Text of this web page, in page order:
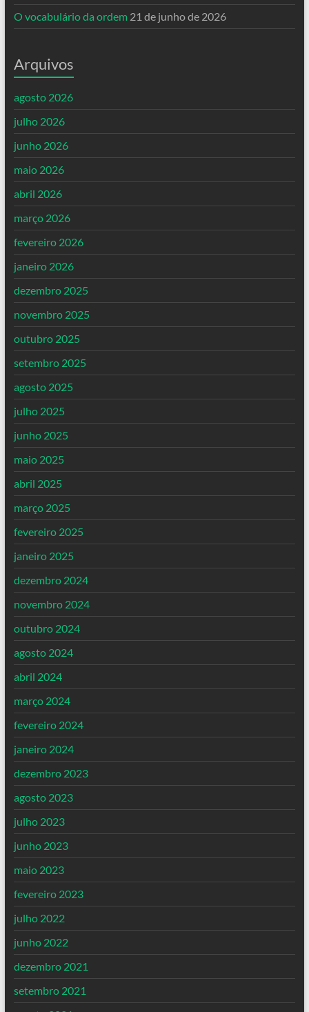
O vocabulário da ordem 21 de junho de 2026
Arquivos
agosto 2026
julho 2026
junho 2026
maio 2026
abril 2026
março 2026
fevereiro 2026
janeiro 2026
dezembro 2025
novembro 2025
outubro 2025
setembro 2025
agosto 2025
julho 2025
junho 2025
maio 2025
abril 2025
março 2025
fevereiro 2025
janeiro 2025
dezembro 2024
novembro 2024
outubro 2024
agosto 2024
abril 2024
março 2024
fevereiro 2024
janeiro 2024
dezembro 2023
agosto 2023
julho 2023
junho 2023
maio 2023
fevereiro 2023
julho 2022
junho 2022
dezembro 2021
setembro 2021